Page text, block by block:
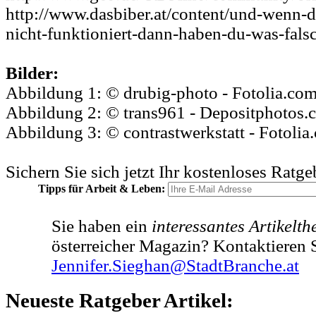
http://www.dasbiber.at/content/und-wenn-
nicht-funktioniert-dann-haben-du-was-
Bilder:
Abbildung 1: © drubig-photo -
Abbildung 2: © trans961 -
Abbildung 3: © contrastwerkstatt -
Sichern Sie sich jetzt Ihr kostenloses
Tipps für Arbeit & Leben:
Sie haben ein interessantes
österreicher Magazin? Kontaktieren
Jennifer.Sieghan@StadtBranche.at
Neueste Ratgeber Artikel: